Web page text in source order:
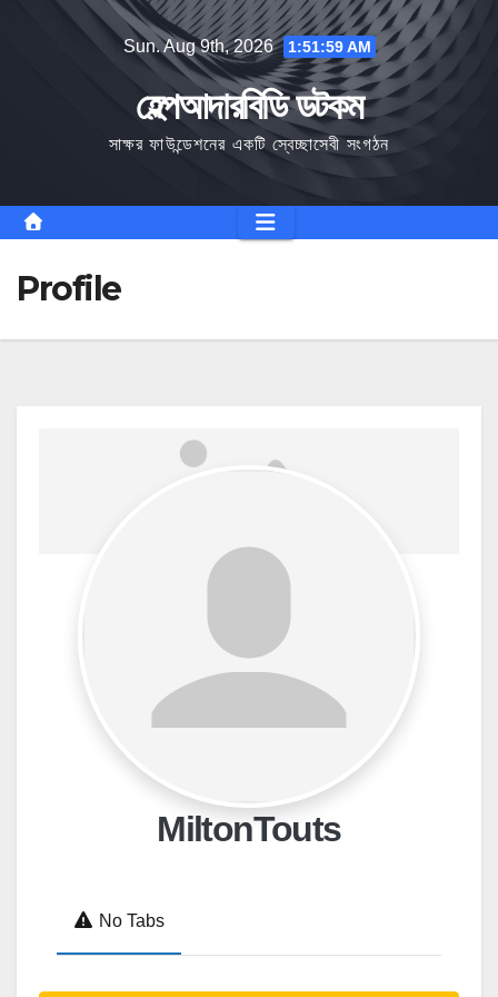
Sun. Aug 9th, 2026 1:51:59 AM
হেল্পআদারবিডি ডটকম
সাক্ষর ফাউন্ডেশনের একটি স্বেচ্ছাসেবী সংগঠন
Profile
MiltonTouts
No Tabs